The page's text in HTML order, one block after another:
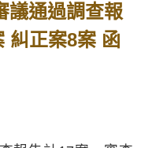
議通過調查報
糾正案8案 函